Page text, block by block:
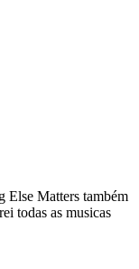
Else Matters também
todas as musicas